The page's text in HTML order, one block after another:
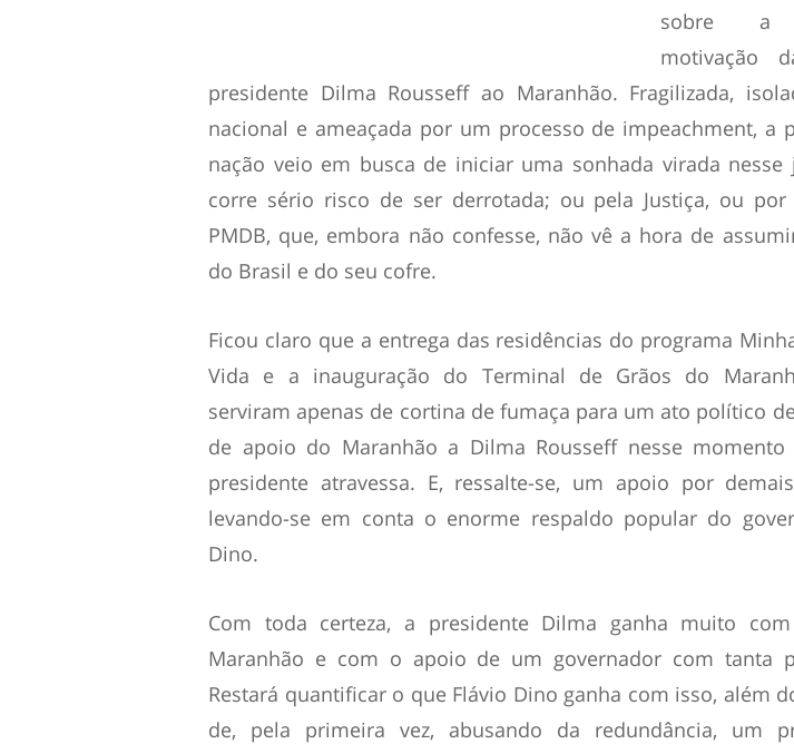
sobre a
motivação
presidente Dilma Rousseff ao Maranhão. Fragilizada,
nacional e ameaçada por um processo de impeachment, a
nação veio em busca de iniciar uma sonhada virada nesse
corre sério risco de ser derrotada; ou pela Justiça, ou
PMDB, que, embora não confesse, não vê a hora de
do Brasil e do seu cofre.
Ficou claro que a entrega das residências do programa
Vida e a inauguração do Terminal de Grãos do
serviram apenas de cortina de fumaça para um ato político
de apoio do Maranhão a Dilma Rousseff nesse
presidente atravessa. E, ressalte-se, um apoio por
levando-se em conta o enorme respaldo popular do
Dino.
Com toda certeza, a presidente Dilma ganha muito
Maranhão e com o apoio de um governador com tanta
Restará quantificar o que Flávio Dino ganha com isso, além
de, pela primeira vez, abusando da redundância, um